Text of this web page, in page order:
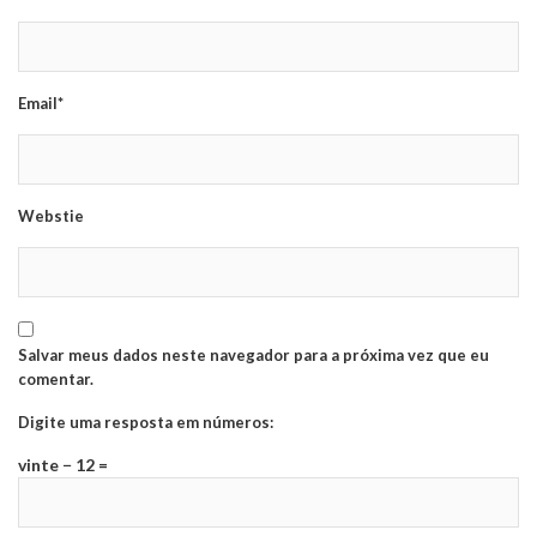
Email*
Webstie
Salvar meus dados neste navegador para a próxima vez que eu
comentar.
Digite uma resposta em números:
vinte − 12 =